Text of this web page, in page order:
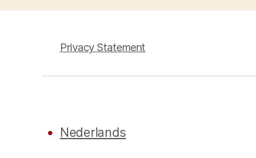
Privacy Statement
Nederlands